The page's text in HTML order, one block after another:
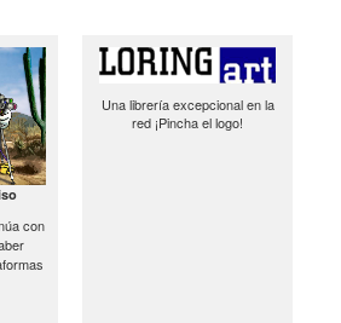
con
Una librería excepcional en la
red ¡Pincha el logo!